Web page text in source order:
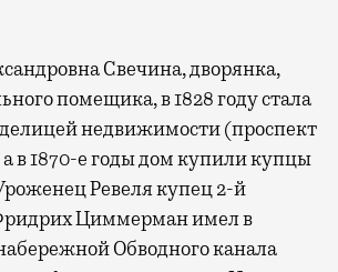
Свечина, дворянка,
помещика, в 1828 году стала
недвижимости (проспект
а в 1870-е годы дом купили купцы
Ревеля купец 2-й
Циммерман имел в
Обводного канала